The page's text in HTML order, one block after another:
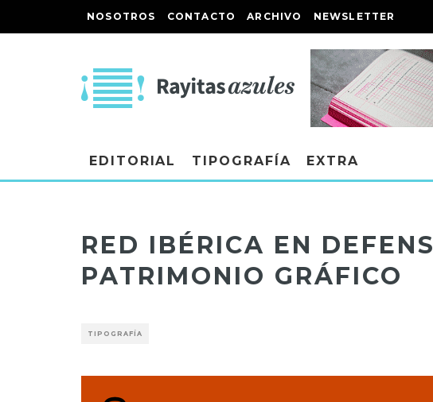
NOSOTROS CONTACTO ARCHIVO NEWSLETTER
EDITORIAL TIPOGRAFÍA EXTRA
RED IBÉRICA EN
PATRIMONIO GRÁFICO
TIPOGRAFÍA